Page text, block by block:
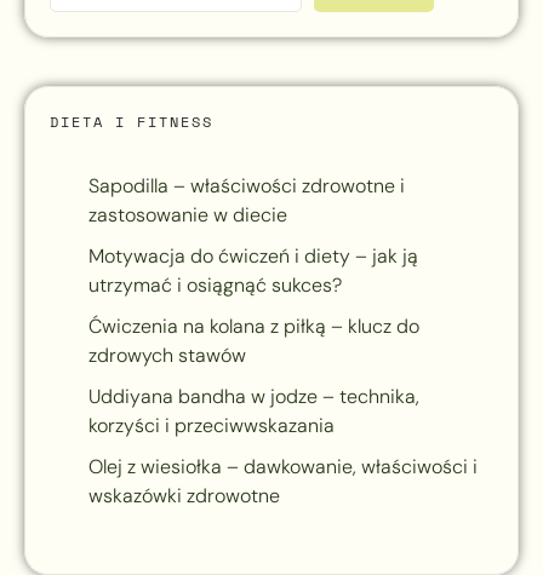
DIETA I FITNESS
Sapodilla – właściwości zdrowotne i
zastosowanie w diecie
Motywacja do ćwiczeń i diety – jak ją
utrzymać i osiągnąć sukces?
Ćwiczenia na kolana z piłką – klucz do
zdrowych stawów
Uddiyana bandha w jodze – technika,
korzyści i przeciwwskazania
Olej z wiesiołka – dawkowanie, właściwości i
wskazówki zdrowotne